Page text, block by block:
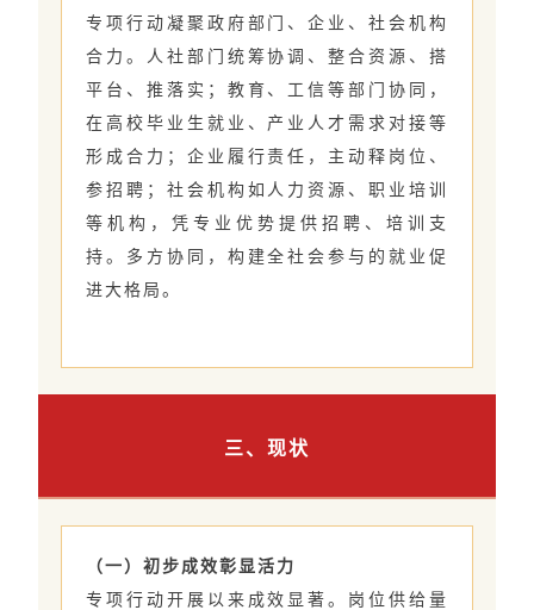
专项行动凝聚政府部门、企业、社会机构
合力。人社部门统筹协调、整合资源、搭
平台、推落实；教育、工信等部门协同，
在高校毕业生就业、产业人才需求对接等
形成合力；企业履行责任，主动释岗位、
参招聘；社会机构如人力资源、职业培训
等机构，凭专业优势提供招聘、培训支
持。多方协同，构建全社会参与的就业促
进大格局。
三、现状
（一）初步成效彰显活力
专项行动开展以来成效显著。岗位供给量